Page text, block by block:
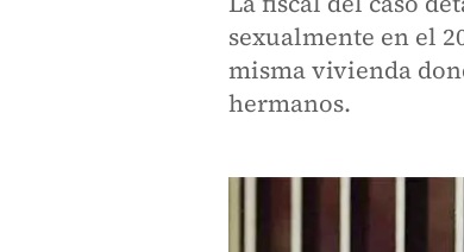
sexualmente en el
misma vivienda
hermanos.